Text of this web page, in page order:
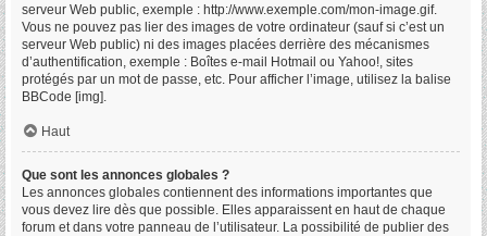
serveur Web public, exemple : http://www.exemple.com/mon-image.gif.
Vous ne pouvez pas lier des images de votre ordinateur (sauf si c’est un
serveur Web public) ni des images placées derrière des mécanismes
d’authentification, exemple : Boîtes e-mail Hotmail ou Yahoo!, sites
protégés par un mot de passe, etc. Pour afficher l’image, utilisez la balise
BBCode [img].
Haut
Que sont les annonces globales ?
Les annonces globales contiennent des informations importantes que
vous devez lire dès que possible. Elles apparaissent en haut de chaque
forum et dans votre panneau de l’utilisateur. La possibilité de publier des